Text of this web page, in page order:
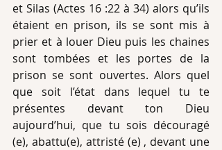
et Silas (Actes 16 :22 à 34) alors qu’ils
étaient en prison, ils se sont mis à
prier et à louer Dieu puis les chaines
sont tombées et les portes de la
prison se sont ouvertes. Alors quel
que soit l’état dans lequel tu te
présentes devant ton Dieu
aujourd’hui, que tu sois découragé
(e), abattu(e), attristé (e) , devant une